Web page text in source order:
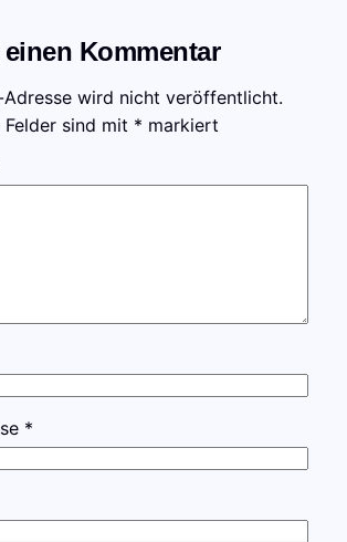
Kommentar
Adresse wird nicht veröffentlicht.
sind mit * markiert
*